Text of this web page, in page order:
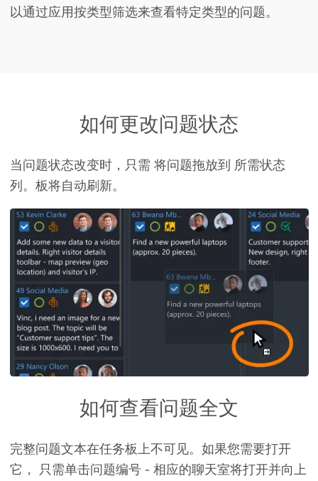
以通过应用按类型筛选来查看特定类型的问题。
如何更改问题状态
当问题状态改变时，只需 将问题拖放到 所需状态
列。板将自动刷新。
如何查看问题全文
完整问题文本在任务板上不可见。如果您需要打开
它， 只需单击问题编号- 相应的聊天室将打开并向上